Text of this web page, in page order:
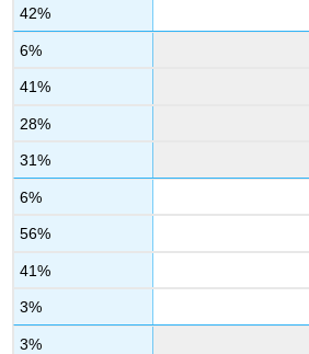
42%
6%
41%
28%
31%
6%
56%
41%
3%
3%